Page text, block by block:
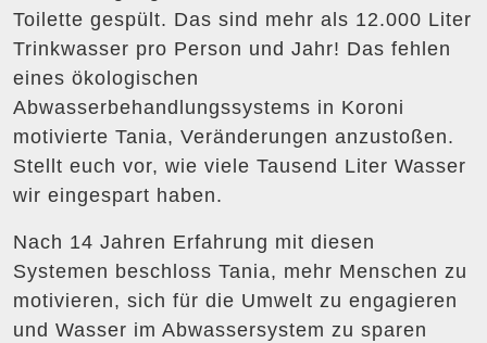
Toilette gespült. Das sind mehr als 12.000 Liter
Trinkwasser pro Person und Jahr! Das fehlen
eines ökologischen
Abwasserbehandlungssystems in Koroni
motivierte Tania, Veränderungen anzustoßen.
Stellt euch vor, wie viele Tausend Liter Wasser
wir eingespart haben.
Nach 14 Jahren Erfahrung mit diesen
Systemen beschloss Tania, mehr Menschen zu
motivieren, sich für die Umwelt zu engagieren
und Wasser im Abwassersystem zu sparen